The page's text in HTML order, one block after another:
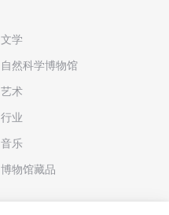
文学
自然科学博物馆
艺术
行业
音乐
博物馆藏品